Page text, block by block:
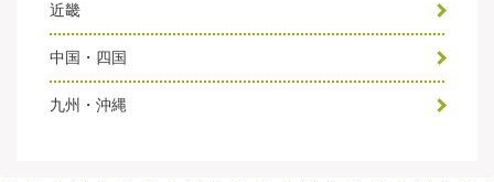
近畿
中国・四国
九州・沖縄